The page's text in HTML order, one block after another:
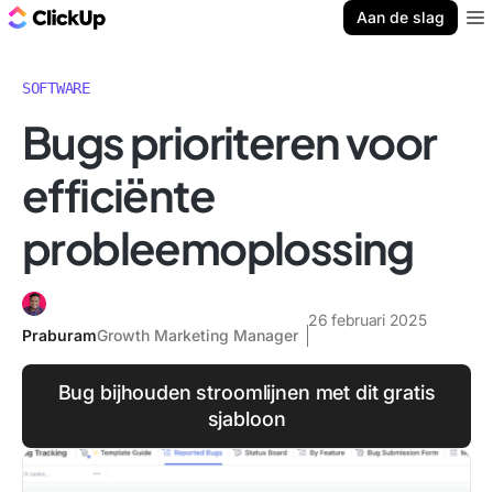
Aan de slag
SOFTWARE
Bugs prioriteren voor
efficiënte
probleemoplossing
PraburamGrowth Marketing Manager
26 februari 2025
Bug bijhouden stroomlijnen met dit gratis
sjabloon